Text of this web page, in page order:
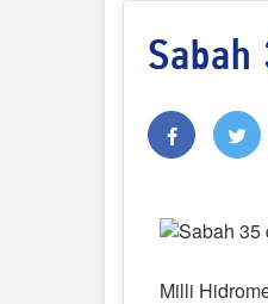
Yaxın Şərqdəki
müharibənin qısa
Milli